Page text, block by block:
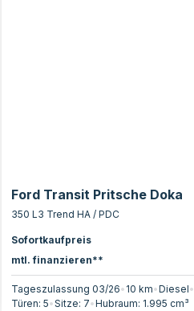
Ford Transit Pritsche Doka
350 L3 Trend HA / PDC
Sofortkaufpreis
mtl. finanzieren**
Tageszulassung 03/26• 10 km•Diesel•
Türen: 5•Sitze: 7•Hubraum: 1.995 cm³